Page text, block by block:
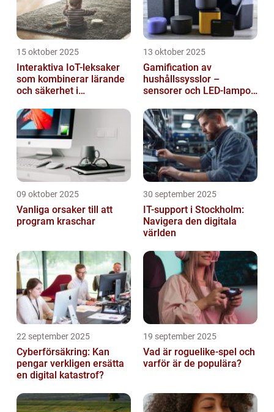
15 oktober 2025
Interaktiva IoT-leksaker
som kombinerar lärande
och säkerhet i
13 oktober 2025
Gamification av
hushållssysslor –
sensorer och LED-lampor
09 oktober 2025
Vanliga orsaker till att
program kraschar
30 september 2025
IT-support i Stockholm:
Navigera den digitala
världen
22 september 2025
Cyberförsäkring: Kan
pengar verkligen ersätta
en digital katastrof?
19 september 2025
Vad är roguelike-spel och
varför är de populära?